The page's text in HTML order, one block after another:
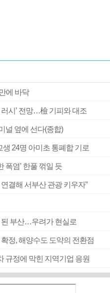
에 바닥
시’ 전망…檢 기피와 대조
널 옆에 선다(종합)
24명 아미초 통폐합 기로
폭염’ 한풀 꺾일 듯
결해 서부산 관광 키우자”
된 부산…우려가 현실로
정, 해양수도 도약의 전환점
규정에 막힌 지역기업 응원